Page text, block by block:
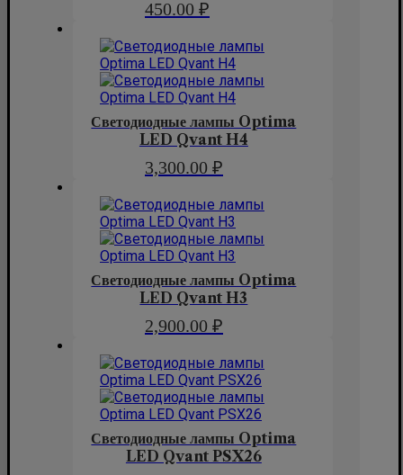
450.00 ₽
Светодиодные лампы Optima
LED Qvant H4
3,300.00 ₽
Светодиодные лампы Optima
LED Qvant H3
2,900.00 ₽
Светодиодные лампы Optima
LED Qvant PSX26